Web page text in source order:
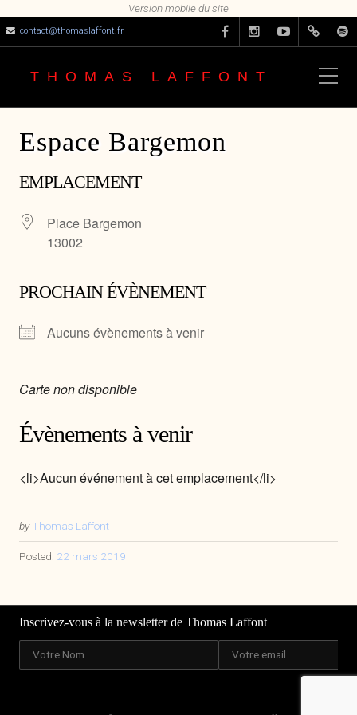
contact@thomaslaffont.fr
THOMAS LAFFONT
Espace Bargemon
EMPLACEMENT
Place Bargemon
13002
PROCHAIN ÉVÈNEMENT
Aucuns évènements à venir
Carte non disponible
Évènements à venir
<li>Aucun événement à cet emplacement</li>
by Thomas Laffont
Posted: 22 mars 2019
Inscrivez-vous à la newsletter de Thomas Laffont